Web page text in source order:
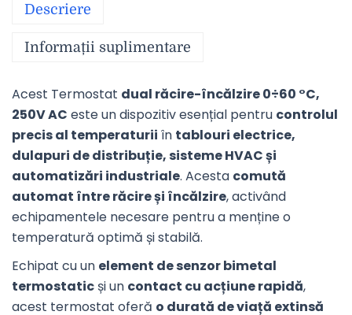
Descriere
Informații suplimentare
Acest Termostat dual răcire-încălzire 0÷60 °C,
250V AC este un dispozitiv esențial pentru controlul
precis al temperaturii în tablouri electrice,
dulapuri de distribuție, sisteme HVAC și
automatizări industriale. Acesta comută
automat între răcire și încălzire, activând
echipamentele necesare pentru a menține o
temperatură optimă și stabilă.
Echipat cu un element de senzor bimetal
termostatic și un contact cu acțiune rapidă,
acest termostat oferă o durată de viață extinsă